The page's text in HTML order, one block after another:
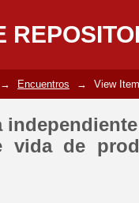
→ Encuentros → View Item
vida de